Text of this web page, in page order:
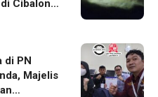
Cibalong,
di PN
Majelis